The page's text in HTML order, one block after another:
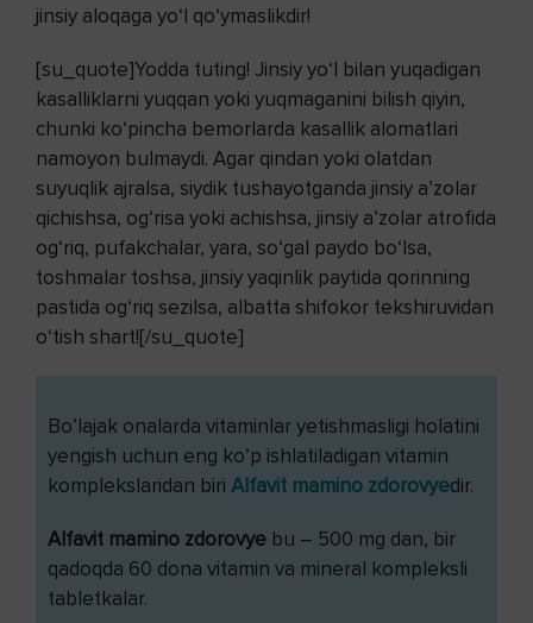
jinsiy aloqaga yo‘l qo‘ymaslikdir!
[su_quote]Yodda tuting! Jinsiy yo‘l bilan yuqadigan
kasalliklarni yuqqan yoki yuqmaganini bilish qiyin,
chunki ko‘pincha bemorlarda kasallik alomatlari
namoyon bulmaydi. Agar qindan yoki olatdan
suyuqlik ajralsa, siydik tushayotganda jinsiy a’zolar
qichishsa, og‘risa yoki achishsa, jinsiy a’zolar atrofida
og‘riq, pufakchalar, yara, so‘gal paydo bo‘lsa,
toshmalar toshsa, jinsiy yaqinlik paytida qorinning
pastida og‘riq sezilsa, albatta shifokor tekshiruvidan
o‘tish shart![/su_quote]
Bo’lajak onalarda vitaminlar yetishmasligi holatini
yengish uchun eng ko’p ishlatiladigan vitamin
komplekslaridan biri Alfavit mamino zdorovyedir.
Alfavit mamino zdorovye bu – 500 mg dan, bir
qadoqda 60 dona vitamin va mineral kompleksli
tabletkalar.